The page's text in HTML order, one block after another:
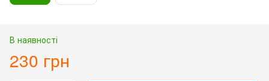
В наявності
230 грн